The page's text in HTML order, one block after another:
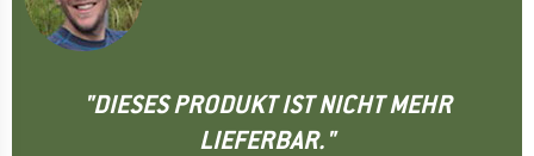
"DIESES PRODUKT IST NICHT MEHR
LIEFERBAR."